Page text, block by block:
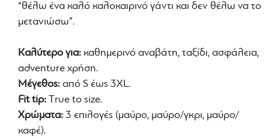
“θέλω ένα καλό καλοκαιρινό γάντι και δεν θέλω να το
μετανιώσω”.
Καλύτερο για: καθημερινό αναβάτη, ταξίδι, ασφάλεια,
adventure χρήση.
Μέγεθος: από S έως 3XL.
Fit tip: Τrue to size.
Χρώματα: 3 επιλογές (μαύρο, μαύρο/γκρι, μαύρο/
καφέ).